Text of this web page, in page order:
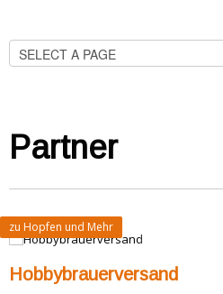
Partner
zu Hopfen und Mehr
Hobbybrauerversand